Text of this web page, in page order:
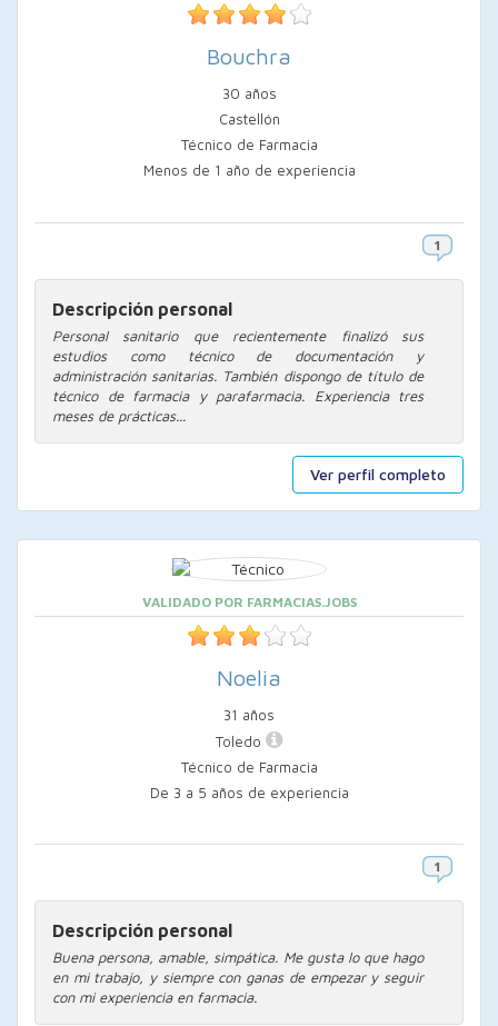
Ver perfil completo
Bouchra
30 años
Castellón
Técnico de Farmacia
Menos de 1 año de experiencia
Descripción personal
Personal sanitario que recientemente finalizó sus
estudios como técnico de documentación y
administración sanitarias. También dispongo de título de
técnico de farmacia y parafarmacia. Experiencia tres
meses de prácticas...
VALIDADO POR FARMACIAS.JOBS
Noelia
31 años
Toledo
Técnico de Farmacia
De 3 a 5 años de experiencia
Descripción personal
Buena persona, amable, simpática. Me gusta lo que hago
en mi trabajo, y siempre con ganas de empezar y seguir
con mi experiencia en farmacia.